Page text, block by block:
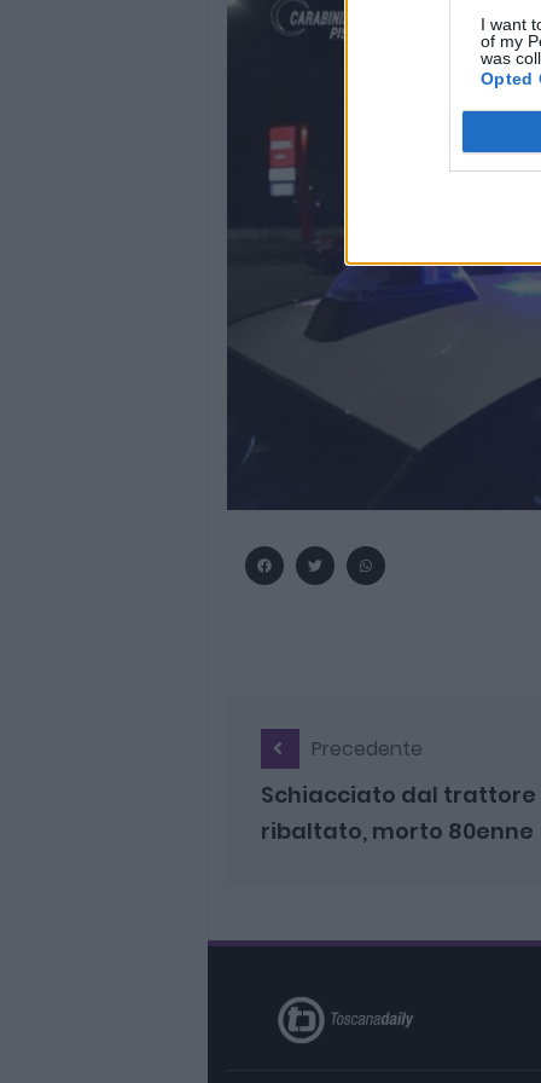
I want
of my
was
Opted
Precedente
Schiacciato dal trattore
ribaltato, morto 80enne